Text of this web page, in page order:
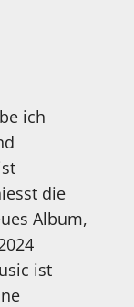
ich
die
Album,
ist